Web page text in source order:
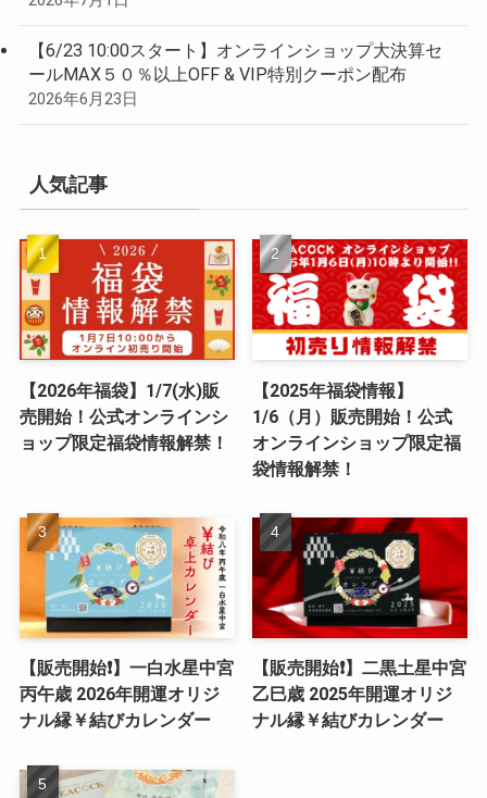
【6/23 10:00スタート】オンラインショップ大決算セ
ールMAX５０％以上OFF & VIP特別クーポン配布
2026年6月23日
人気記事
【2026年福袋】1/7(水)販
売開始！公式オンラインシ
ョップ限定福袋情報解禁！
【2025年福袋情報】
1/6（月）販売開始！公式
オンラインショップ限定福
袋情報解禁！
【販売開始❗️】一白水星中宮
丙午歳 2026年開運オリジ
ナル縁￥結びカレンダー
【販売開始❗️】二黒土星中宮
乙巳歳 2025年開運オリジ
ナル縁￥結びカレンダー